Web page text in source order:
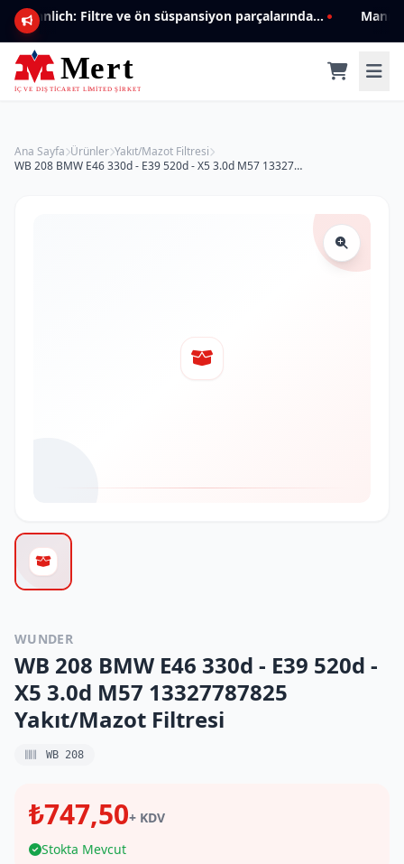
Mannlich: Filtre ve ön süspansiyon parçalarında genişleyen ürün yelpazesiyle kalite ve güven.
Ana Sayfa Ürünler Yakıt/Mazot Filtresi
WB 208 BMW E46 330d - E39 520d - X5 3.0d M57 13327787825 Yakıt/Mazot Filtresi
WUNDER
WB 208 BMW E46 330d - E39 520d -
X5 3.0d M57 13327787825
Yakıt/Mazot Filtresi
WB 208
₺747,50+ KDV
Stokta Mevcut